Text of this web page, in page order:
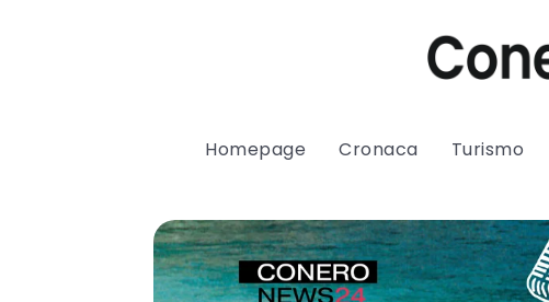
Homepage Cronaca Turismo